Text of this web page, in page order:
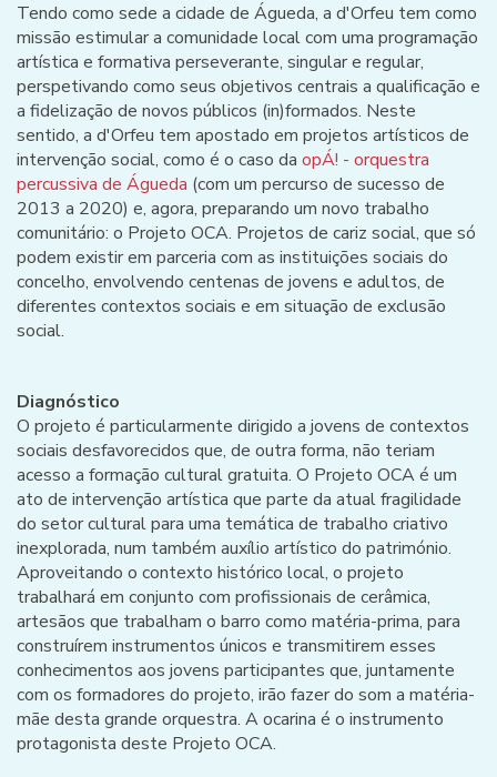
Tendo como sede a cidade de Águeda, a d'Orfeu tem como
missão estimular a comunidade local com uma programação
artística e formativa perseverante, singular e regular,
perspetivando como seus objetivos centrais a qualificação e
a fidelização de novos públicos (in)formados. Neste
sentido, a d'Orfeu tem apostado em projetos artísticos de
intervenção social, como é o caso da opÁ! - orquestra
percussiva de Águeda (com um percurso de sucesso de
2013 a 2020) e, agora, preparando um novo trabalho
comunitário: o Projeto OCA. Projetos de cariz social, que só
podem existir em parceria com as instituições sociais do
concelho, envolvendo centenas de jovens e adultos, de
diferentes contextos sociais e em situação de exclusão
social.
Diagnóstico
O projeto é particularmente dirigido a jovens de contextos
sociais desfavorecidos que, de outra forma, não teriam
acesso a formação cultural gratuita. O Projeto OCA é um
ato de intervenção artística que parte da atual fragilidade
do setor cultural para uma temática de trabalho criativo
inexplorada, num também auxílio artístico do património.
Aproveitando o contexto histórico local, o projeto
trabalhará em conjunto com profissionais de cerâmica,
artesãos que trabalham o barro como matéria-prima, para
construírem instrumentos únicos e transmitirem esses
conhecimentos aos jovens participantes que, juntamente
com os formadores do projeto, irão fazer do som a matéria-
mãe desta grande orquestra. A ocarina é o instrumento
protagonista deste Projeto OCA.